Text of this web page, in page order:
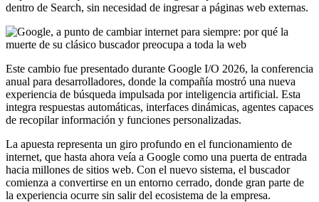
dentro de Search, sin necesidad de ingresar a páginas web externas.
Este cambio fue presentado durante Google I/O 2026, la conferencia
anual para desarrolladores, donde la compañía mostró una nueva
experiencia de búsqueda impulsada por inteligencia artificial. Esta
integra respuestas automáticas, interfaces dinámicas, agentes capaces
de recopilar información y funciones personalizadas.
La apuesta representa un giro profundo en el funcionamiento de
internet, que hasta ahora veía a Google como una puerta de entrada
hacia millones de sitios web. Con el nuevo sistema, el buscador
comienza a convertirse en un entorno cerrado, donde gran parte de
la experiencia ocurre sin salir del ecosistema de la empresa.